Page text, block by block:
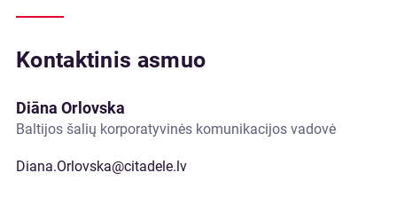
Kontaktinis asmuo
Diāna Orlovska
Baltijos šalių korporatyvinės komunikacijos vadovė
Diana.Orlovska@citadele.lv